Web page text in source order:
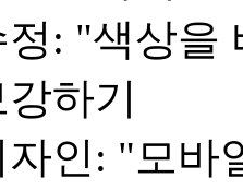
정: "색상
하기
자인: "모바